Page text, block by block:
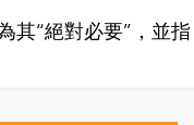
其“絕對必要”，並指